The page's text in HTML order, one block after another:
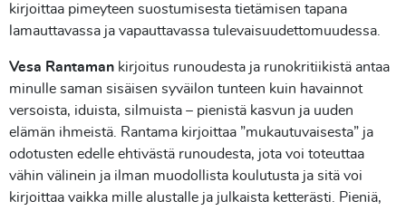
kirjoittaa pimeyteen suostumisesta tietämisen tapana
lamauttavassa ja vapauttavassa tulevaisuudettomuudessa.
Vesa Rantaman kirjoitus runoudesta ja runokritiikistä antaa
minulle saman sisäisen syväilon tunteen kuin havainnot
versoista, iduista, silmuista – pienistä kasvun ja uuden
elämän ihmeistä. Rantama kirjoittaa ”mukautuvaisesta” ja
odotusten edelle ehtivästä runoudesta, jota voi toteuttaa
vähin välinein ja ilman muodollista koulutusta ja sitä voi
kirjoittaa vaikka mille alustalle ja julkaista ketterästi. Pieniä,